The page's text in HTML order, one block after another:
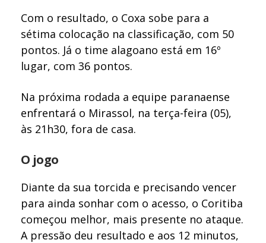
Com o resultado, o Coxa sobe para a
sétima colocação na classificação, com 50
pontos. Já o time alagoano está em 16º
lugar, com 36 pontos.
Na próxima rodada a equipe paranaense
enfrentará o Mirassol, na terça-feira (05),
às 21h30, fora de casa.
O jogo
Diante da sua torcida e precisando vencer
para ainda sonhar com o acesso, o Coritiba
começou melhor, mais presente no ataque.
A pressão deu resultado e aos 12 minutos,